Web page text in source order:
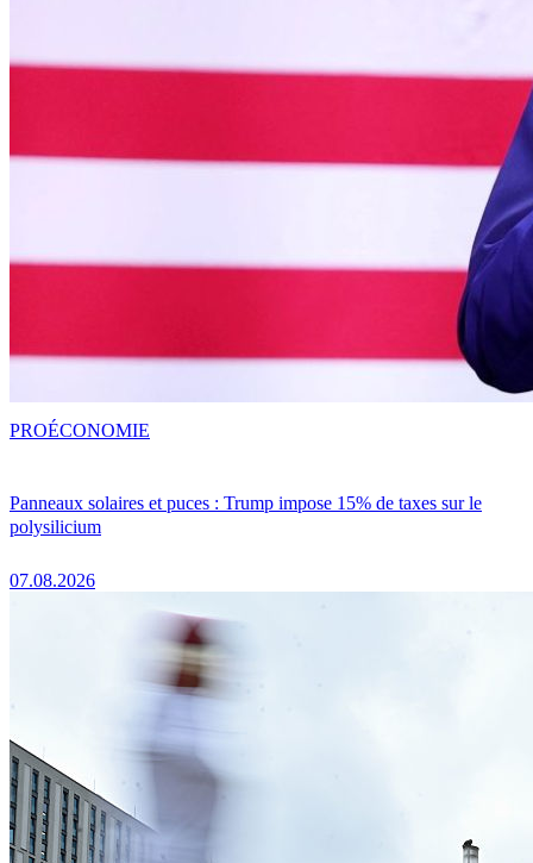
Panneaux solaires et puces : Trump impose 15% de taxes sur le
polysilicium
07.08.2026
PROÉCONOMIE